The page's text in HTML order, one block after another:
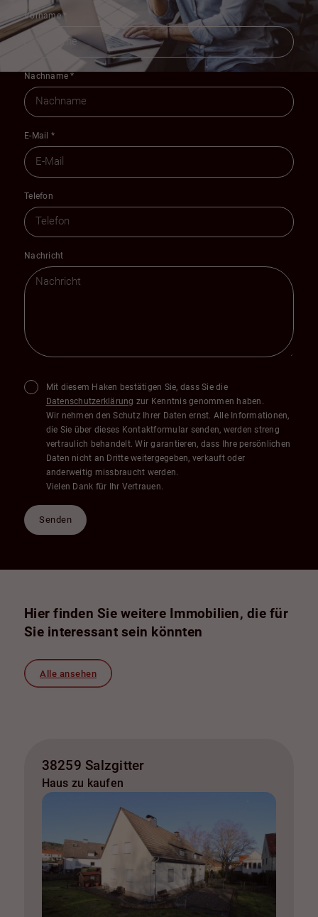
Vorname
Nachname*
E-Mail *
Telefon
Nachricht
Mit diesem Haken bestätigen Sie, dass Sie die
Datenschutzerklärung zur Kenntnis genommen haben.
Wir nehmen den Schutz Ihrer Daten ernst. Alle Informationen,
die Sie über dieses Kontaktformular senden, werden streng
vertraulich behandelt. Wir garantieren, dass Ihre persönlichen
Daten nicht an Dritte weitergegeben, verkauft oder
anderweitig missbraucht werden.
Vielen Dank für Ihr Vertrauen.
Senden
Hier finden Sie weitere Immobilien, die für
Sie interessant sein könnten
Alle ansehen
38259 Salzgitter
Haus zu kaufen